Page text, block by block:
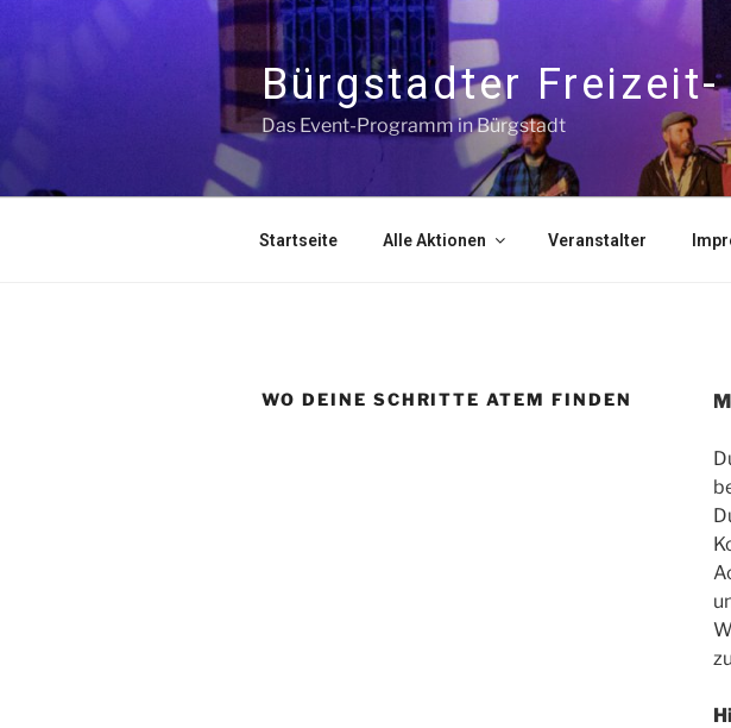
Bürgstadter
Das Event-Programm in Bürgstadt
Startseite Alle Aktionen Veranstalter
WO DEINE SCHRITTE ATEM FINDEN